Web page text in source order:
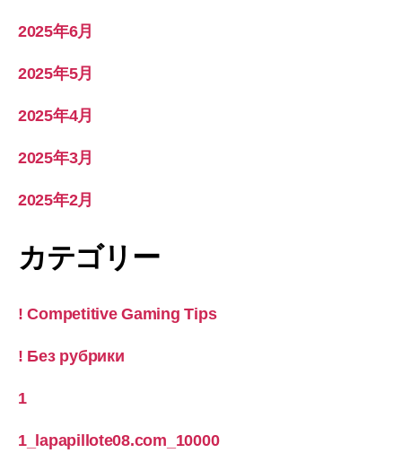
2025年6月
2025年5月
2025年4月
2025年3月
2025年2月
カテゴリー
! Competitive Gaming Tips
! Без рубрики
1
1_lapapillote08.com_10000